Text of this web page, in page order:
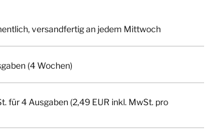
versandfertig an jedem Mittwoch
(4 Wochen)
für 4 Ausgaben (2,49 EUR inkl. MwSt. pro